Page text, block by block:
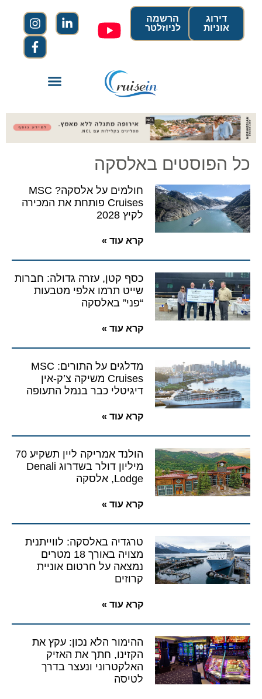
הרשמה
לניוזלטר
דירוג
אוניות
כל הפוסטים באלסקה
חולמים על אלסקה? MSC
Cruises פותחת את המכירה
לקיץ 2028
קרא עוד »
כסף קטן, עזרה גדולה: חברות
שייט תרמו אלפי מטבעות
“פני” באלסקה
קרא עוד »
מדלגים על התורים: MSC
Cruises משיקה צ’ק-אין
דיגיטלי כבר בנמל התעופה
קרא עוד »
הולנד אמריקה ליין תשקיע 70
מיליון דולר בשדרוג Denali
Lodge, אלסקה
קרא עוד »
טרגדיה באלסקה: לווייתנית
מצויה באורך 18 מטרים
נמצאה על חרטום אוניית
קרוזים
קרא עוד »
ההימור הלא נכון: עקץ את
הקזינו, חתך את האזיק
האלקטרוני ונעצר בדרך
לטיסה